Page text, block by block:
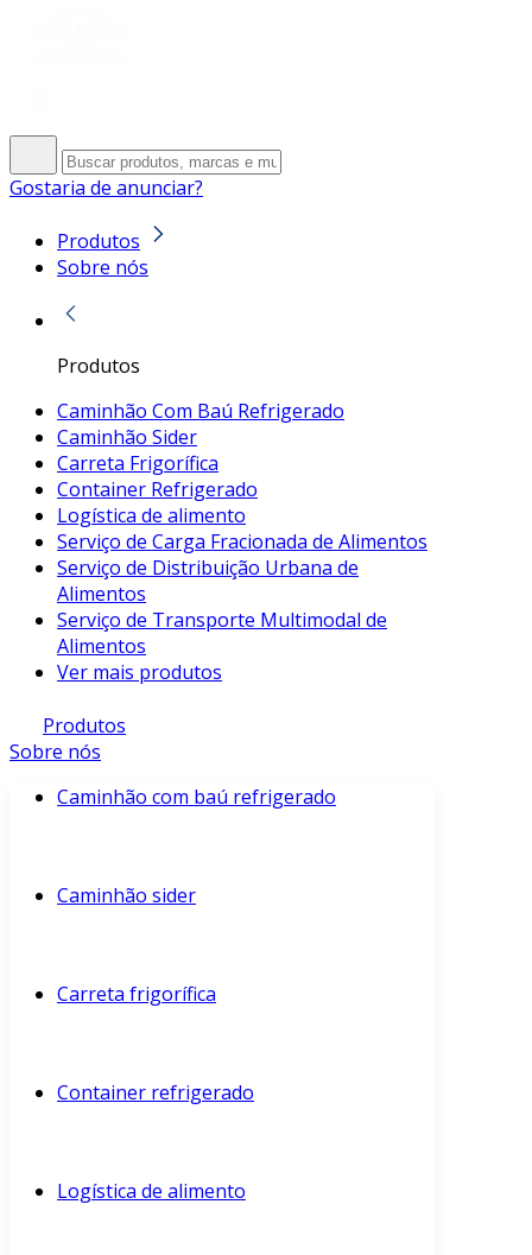
Gostaria de anunciar?
Produtos
Sobre nós
Produtos
Caminhão Com Baú Refrigerado
Caminhão Sider
Carreta Frigorífica
Container Refrigerado
Logística de alimento
Serviço de Carga Fracionada de Alimentos
Serviço de Distribuição Urbana de
Alimentos
Serviço de Transporte Multimodal de
Alimentos
Ver mais produtos
Produtos
Sobre nós
Caminhão com baú refrigerado
Caminhão sider
Carreta frigorífica
Container refrigerado
Logística de alimento